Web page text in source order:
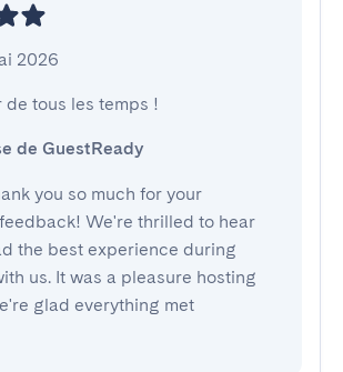
2026
de tous les temps !
de GuestReady
you so much for your
We're thrilled to hear
the best experience during
us. It was a pleasure hosting
glad everything met